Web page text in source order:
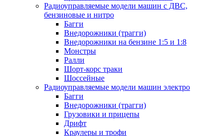
Радиоуправляемые модели машин с ДВС,
бензиновые и нитро
Багги
Внедорожники (трагги)
Внедорожники на бензине 1:5 и 1:8
Монстры
Ралли
Шорт-корс траки
Шоссейные
Радиоуправляемые модели машин электро
Багги
Внедорожники (трагги)
Грузовики и прицепы
Дрифт
Краулеры и трофи